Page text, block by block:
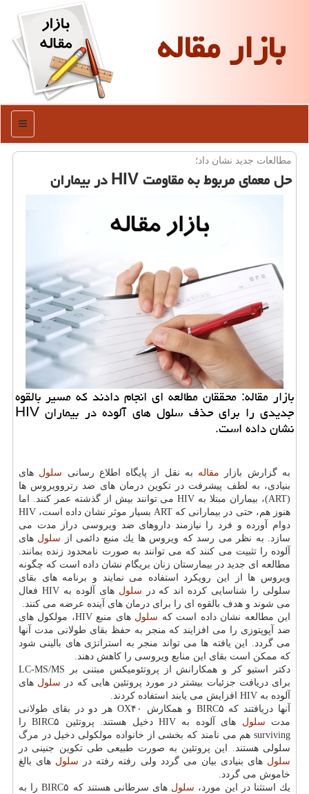
بازار مقاله
منو
مطالعات جدید نشان داد؛
حل معمای مربوط به مقاومت HIV در بیماران
بازار مقاله: محققان مطالعه ای انجام دادند كه مسیر بالقوه
جدیدی را برای حذف سلول های آلوده در بیماران HIV
نشان داده است.
به گزارش بازار مقاله به نقل از پایگاه اطلاع رسانی سلول های
بنیادی، به لطف پیشرفت در تكوین درمان های ضد رتروویروس ها
(ART)، بیماران مبتلا به HIV می توانند بیش از گذشته عمر كنند. اما
هنوز هم، حتی در بیمارانی كه ART بسیار موثر نشان داده است، HIV
دوام آورده و فرد را نیازمند داروهای ضد ویروسی دراز مدت می
سازد. به نظر می رسد كه ویروس ها یك منبع دائمی از سلول های
آلوده را تثبیت می كنند كه می توانند به صورت نامحدود زنده بمانند.
مطالعه ای جدید در بیمارستان زنان بریگام نشان داده است كه چگونه
ویروس ها از این رویكرد استفاده می نمایند و برنامه های بقای
سلولی را شناسایی كرده اند كه در سلول
های آلوده به HIV فعال
می شوند و هدف بالقوه ای را برای درمان های آینده عرضه می كنند.
این مطالعه نشان داده است كه سلول
های منبع HIV، مولكول های
ضد آپوپتوزی را می افزایند كه منجر به حفظ بقای طولانی مدت آنها
می گردد. این یافته ها می تواند منجر به استراتژی های بالینی شود
كه ممكن است بقای این منابع ویروسی را كاهش دهند.
دكتر استیو كر و همكارانش از پروتئومیكس مبتنی بر LC-MS/MS
برای دریافت جزئیات بیشتر در مورد پروتئین هایی كه در سلول های
آلوده به HIV افزایش می یابند استفاده كردند.
آنها دریافتند كه BIRC۵ و همكارش OX۴۰ هر دو در بقای طولانی
مدت سلول
های آلوده به HIV دخیل هستند. پروتئین BIRC۵ را
surviving هم می نامند كه بخشی از خانواده مولكولی دخیل در مرگ
سلولی هستند. این پروتئین به صورت طبیعی طی تكوین جنینی در
سلول های بنیادی بیان می گردد ولی رفته رفته در سلول های بالغ
خاموش می گردد.
یك استثنا در این مورد، سلول
های سرطانی هستند كه BIRC۵ را به